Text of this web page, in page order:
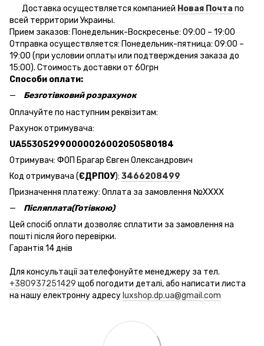
Доставка осуществляется компанией Новая Почта по
всей территории Украины.
Прием заказов: Понедельник-Воскресенье: 09:00 – 19:00
Отправка осуществляется: Понедельник-пятница: 09:00 –
19:00 (при условии оплаты или подтверждения заказа до
15:00). Стоимость доставки от 60грн
Способи оплати:
Безготівковий розрахунок
Оплачуйте по наступним реквізитам:
Рахунок отримувача:
UA553052990000026002050580184
Отримувач: ФОП Брагар Євген Олександрович
Код отримувача (ЄДРПОУ): 3466208499
Призначення платежу: Оплата за замовлення №ХХХХ
Післяплата(Готівкою)
Цей спосіб оплати дозволяє сплатити за замовлення на
пошті після його перевірки.
Гарантія 14 днів
Для консультації зателефонуйте менеджеру за тел.
+380937251429 щоб погодити деталі, або написати листа
на нашу електронну адресу luxshop.dp.ua@gmail.com